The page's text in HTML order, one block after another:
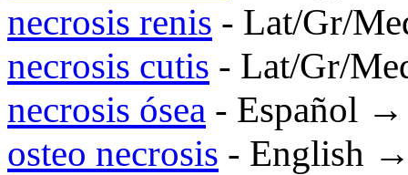
necrosis renis - Lat/Gr/
necrosis cutis - Lat/Gr/
necrosis ósea - Español
osteo necrosis - English